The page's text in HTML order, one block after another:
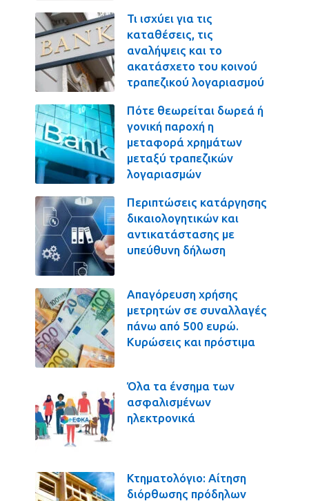
Τι ισχύει για τις
καταθέσεις, τις
αναλήψεις και το
ακατάσχετο του κοινού
τραπεζικού λογαριασμού
Πότε θεωρείται δωρεά ή
γονική παροχή η
μεταφορά χρημάτων
μεταξύ τραπεζικών
λογαριασμών
Περιπτώσεις κατάργησης
δικαιολογητικών και
αντικατάστασης με
υπεύθυνη δήλωση
Απαγόρευση χρήσης
μετρητών σε συναλλαγές
πάνω από 500 ευρώ.
Κυρώσεις και πρόστιμα
Όλα τα ένσημα των
ασφαλισμένων
ηλεκτρονικά
Κτηματολόγιο: Αίτηση
διόρθωσης πρόδηλων